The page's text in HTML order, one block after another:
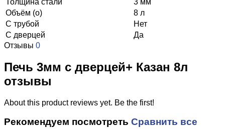
Объём (о)
8 л
С трубой
Нет
С дверцей
Да
Отзывы 0
Печь 3мм с дверцей+ Казан 8л
отзывы
About this product reviews yet. Be the first!
Рекомендуем посмотреть Сравнить все